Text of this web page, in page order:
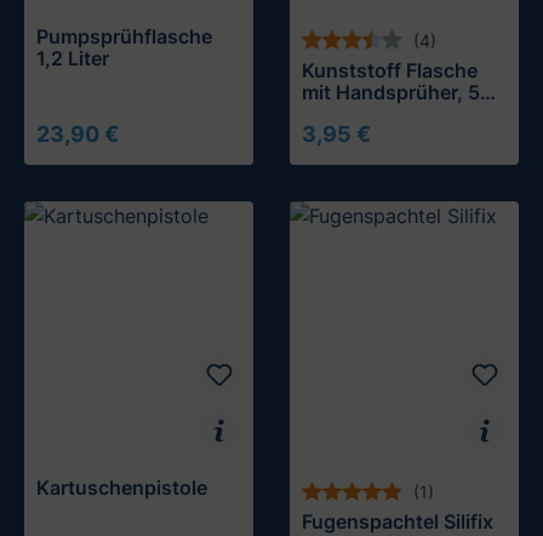
Pumpsprühflasche
1,2 Liter
23,90 €
(4)
Kunststoff Flasche
mit Handsprüher, 500
3,95 €
Kartuschenpistole (1)
Fugenspachtel Silifix